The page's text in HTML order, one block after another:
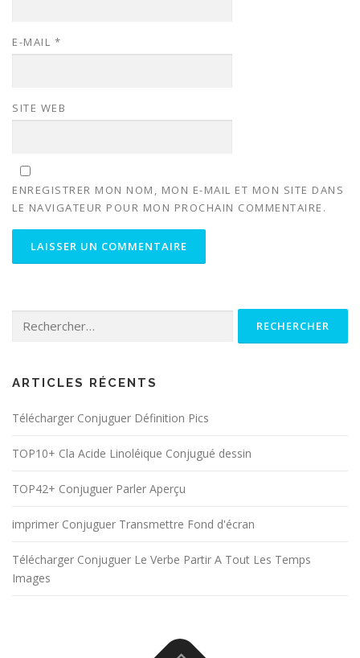
E-MAIL *
SITE WEB
ENREGISTRER MON NOM, MON E-MAIL ET MON SITE DANS
LE NAVIGATEUR POUR MON PROCHAIN COMMENTAIRE.
ARTICLES RÉCENTS
Télécharger Conjuguer Définition Pics
TOP10+ Cla Acide Linoléique Conjugué dessin
TOP42+ Conjuguer Parler Aperçu
imprimer Conjuguer Transmettre Fond d'écran
Télécharger Conjuguer Le Verbe Partir A Tout Les Temps
Images